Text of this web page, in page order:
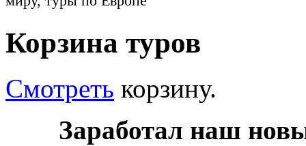
Корзина туров
Смотреть корзину.
Заработал наш